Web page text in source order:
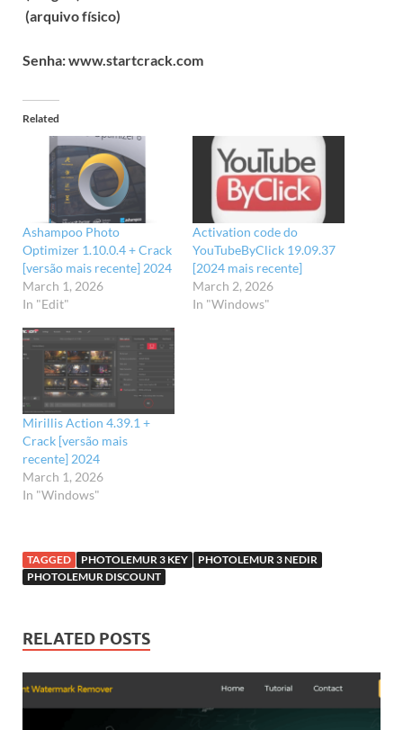
(arquivo físico)
Senha: www.startcrack.com
Related
Ashampoo Photo
Optimizer 1.10.0.4 + Crack
[versão mais recente] 2024
March 1, 2026
In "Edit"
Activation code do
YouTubeByClick 19.09.37
[2024 mais recente]
March 2, 2026
In "Windows"
Mirillis Action 4.39.1 +
Crack [versão mais
recente] 2024
March 1, 2026
In "Windows"
TAGGED PHOTOLEMUR 3 KEY
PHOTOLEMUR 3 NEDIR
PHOTOLEMUR DISCOUNT
RELATED POSTS